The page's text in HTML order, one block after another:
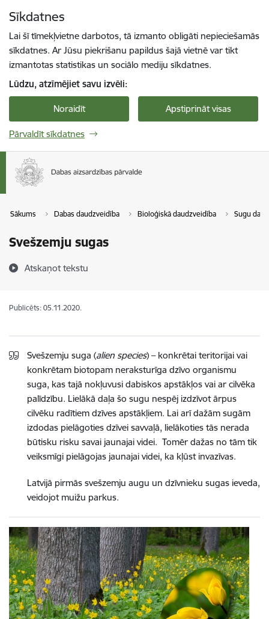
Sīkdatnes
Lai šī tīmekļvietne darbotos, tā izmanto obligāti nepieciešamās
sīkdatnes. Ar Jūsu piekrišanu papildus šajā vietnē var tikt
izmantotas statistikas un sociālo mediju sīkdatnes.
Lūdzu, atzīmējiet savu izvēli:
Noraidīt Apstiprināt visas
Pārvaldīt sīkdatnes
Sākums Dabas daudzveidība Bioloģiskā daudzveidība Sugu
Svešzemju sugas
Atskaņot tekstu
Publicēts: 05.11.2020.
Svešzemju suga (alien species) – konkrētai teritorijai vai
konkrētam biotopam neraksturīga dzīvo organismu
suga, kas tajā nokļuvusi dabiskos apstākļos vai ar cilvēka
palīdzību. Lielākā daļa šo sugu nespēj izdzīvot ārpus
cilvēku radītiem dzīves apstākļiem. Lai arī dažām sugām
izdodas pielāgoties dzīvei savvaļā, lielākoties tās nerada
būtisku risku savai jaunajai videi. Tomēr dažas no tām tik
veiksmīgi pielāgojas jaunajai videi, ka kļūst invazīvas.
Latvijā pirmās svešzemju augu un dzīvnieku sugas ieveda,
veidojot muižu parkus.